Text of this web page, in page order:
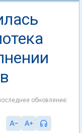
обновление: